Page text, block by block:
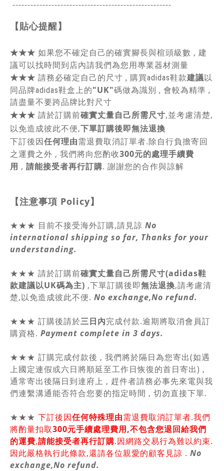
-----------------------------------------------------
【貼心提醒】
★★★ 如果您不確定自己的確實腳長與楦頭級數 , 建
議可以找時間到店內請我們為您用專業器材測量
★★★ 請務必確定自己的尺寸 , 購買adidas鞋款建議以
同品牌adidas鞋盒上的"UK"碼做為識別 , 會較為精準 ,
請盡量不要跨品牌比對尺寸
★★★ 請於訂購前確實丈量自己所需尺寸,並考慮清楚,
以免造成彼此不便,下單訂購後即無法退換
下訂後因任何理由需退費取消訂單者.除自行負擔寄回
之運費之外 , 我們將向您酌收300元的處理手續費
用 , 請能接受者再行訂購. 謝謝您的合作與諒解
【注意事項 Policy】
★★★ 目前不接受海外訂購,請見諒 No
international shipping so far, Thanks for your
understanding.
★★★ 請於訂購前確實丈量自己所需尺寸(adidas鞋
款建議以UK碼為主) ,下單訂購後即無法退換,請考慮清
楚,以免造成彼此不便. No exchange,No refund.
★★★ 訂購後請於三日內完成付款.逾期將取消會員訂
購資格. Payment complete in 3 days.
★★★ 訂購完成付款後 , 我們將於隔日為您寄出(如遇
上國定連假或六日將順延至工作日恢復的首日寄出) ,
通常寄出後隔日到達府上 , 趕件者請務必事先來電與我
們連繫溝通能否符合您要的指定時間 , 切勿直接下單.
★★★ 下訂後因任何特殊理由需退費取消訂單者.我們
將酌量扣取300元手續處理費用,不包含您退回給我們
的運費,請能接受者再行訂購.因網路交易行為難以約束.
因此嚴格執行此條款,還請各位親愛的顧客見諒 . No
exchange,No refund.